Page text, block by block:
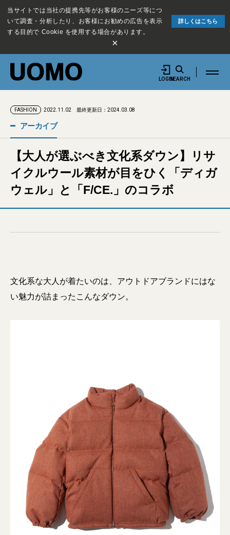
当サイトでは当社の提携先等がお客様のニーズ等につ
いて調査・分析したり、お客様にお勧めの広告を表示
する目的で Cookie を使用する場合があります。
詳しくはこちら
×
LOGINSEARCH
FASHION 2022.11.02 最終更新日：2024.03.08
アーカイブ
【大人が選ぶべき文化系ダウン】リサ
イクルウール素材が目をひく「ディガ
ウェル」と「F/CE.」のコラボ
文化系な大人が着たいのは、アウトドアブランドにはな
い魅力が詰まったこんなダウン。